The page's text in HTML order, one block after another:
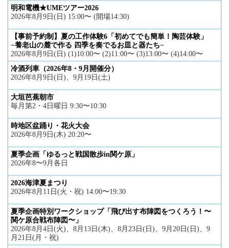
明和電機★UMEツアー2026
2026年8月9日(日) 15:00〜 (開場14:30)
【事前予約制】夏の工作体験6「初めてでも簡単！陶芸体験」
−養老山の麓で作る 四季を奏でるお皿と器たち−
2026年8月9日(日) (1)10:00〜 (2)11:00〜 (3)13:00〜 (4)14:00〜
冷酒列車（2026年8・9月開催分）
2026年8月9日(日)、9月19日(土)
大垣芭蕉朝市
毎月第2・4日曜日 9:30〜10:30
時地区盆踊り・花火大会
2026年8月9日(木) 20:20〜
夏季企画「ゆるっと戦国散歩in関ケ原」
2026年8〜9月各日
2026海津夏まつり
2026年8月11日(火・祝) 14:00〜19:30
夏季企画特別ワークショップ「飛び出す布陣図をつくろう！〜
関ケ原合戦布陣図〜」
2026年8月4日(火)、8月13日(木)、8月23日(日)、9月20日(日)、9
月21日(月・祝)